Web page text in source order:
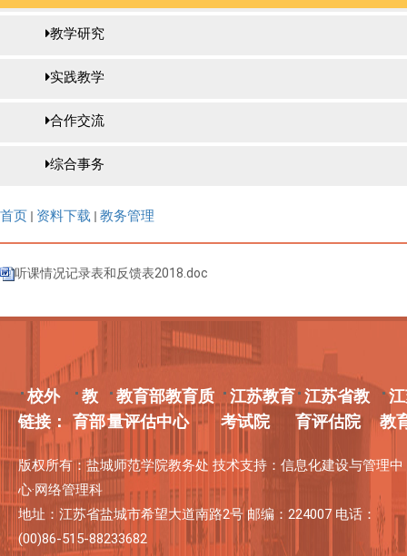
教学研究
实践教学
合作交流
综合事务
首页 资料下载 教务管理
听课情况记录表和反馈表2018.doc
校外
链接：
教
育部
教育部教育质
量评估中心
江苏教育
考试院
江苏省教
育评估院
教
版权所有：盐城师范学院教务处 技术支持：信息化建设与管理中
心·网络管理科
地址：江苏省盐城市希望大道南路2号 邮编：224007 电话：
(00)86-515-88233682